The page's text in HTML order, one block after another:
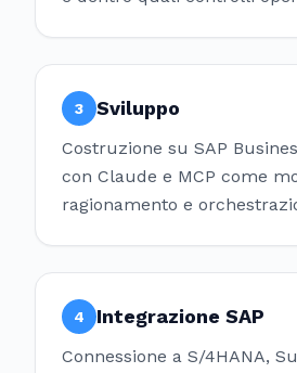
3 Sviluppo
Costruzione su SAP
con Claude e MCP come
ragionamento e
4 Integrazione SAP
Connessione a S/4HANA,